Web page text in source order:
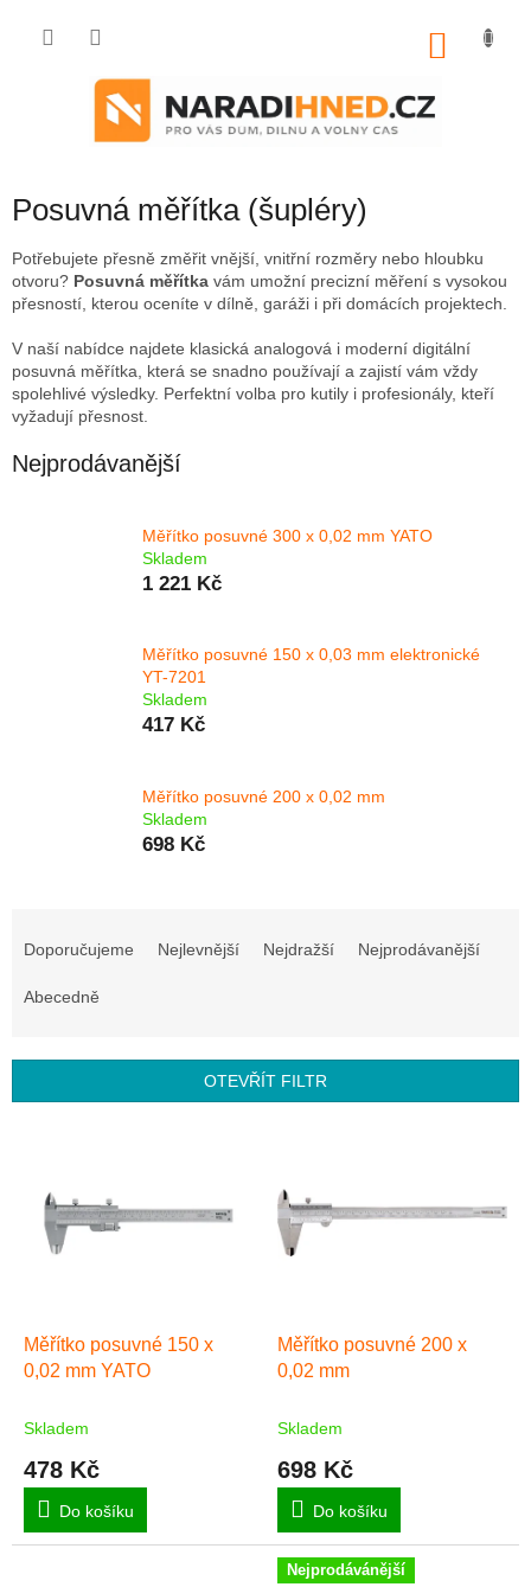
Posuvná měřítka (šupléry)
Potřebujete přesně změřit vnější, vnitřní rozměry nebo hloubku
otvoru? Posuvná měřítka vám umožní precizní měření s vysokou
přesností, kterou oceníte v dílně, garáži i při domácích projektech.
V naší nabídce najdete klasická analogová i moderní digitální
posuvná měřítka, která se snadno používají a zajistí vám vždy
spolehlivé výsledky. Perfektní volba pro kutily i profesionály, kteří
vyžadují přesnost.
Nejprodávanější
Měřítko posuvné 300 x 0,02 mm YATO
Skladem
1 221 Kč
Měřítko posuvné 150 x 0,03 mm elektronické
YT-7201
Skladem
417 Kč
Měřítko posuvné 200 x 0,02 mm
Skladem
698 Kč
r
Doporučujeme Nejlevnější Nejdražší Nejprodávanější
Abecedně
OTEVŘÍT FILTR
Měřítko posuvné 150 x
0,02 mm YATO
Skladem
478 Kč
Do košíku
Měřítko posuvné 200 x
0,02 mm
Skladem
698 Kč
Do košíku
Nejprodávánější